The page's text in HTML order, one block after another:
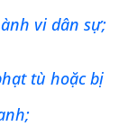
vi dân sự;
tù hoặc bị